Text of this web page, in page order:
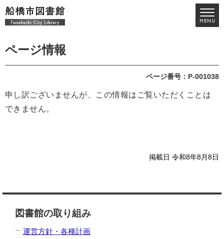
ページ情報
ページ番号：P-001038
申し訳ございませんが、この情報はご覧いただくことは
できません。
掲載日 令和8年8月8日
図書館の取り組み
運営方針・各種計画